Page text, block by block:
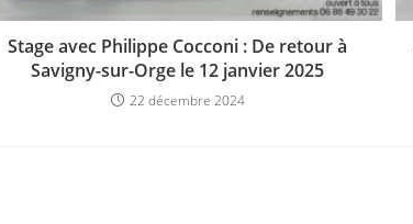
Stage avec Philippe Cocconi : De retour à
Savigny-sur-Orge le 12 janvier 2025
22 décembre 2024